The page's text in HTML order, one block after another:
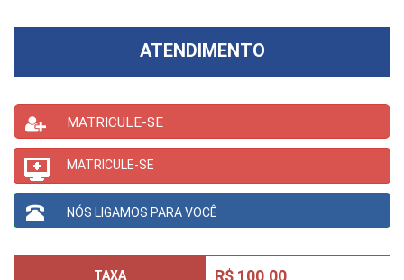
ATENDIMENTO
MATRICULE-SE
MATRICULE-SE
NÓS LIGAMOS PARA VOCÊ
TAXA